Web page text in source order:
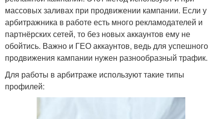
массовых заливах при продвижении кампании. Если у
арбитражника в работе есть много рекламодателей и
партнёрских сетей, то без новых аккаунтов ему не
обойтись. Важно и ГЕО аккаунтов, ведь для успешного
продвижения кампании нужен разнообразный трафик.
Для работы в арбитраже используют такие типы
профилей: